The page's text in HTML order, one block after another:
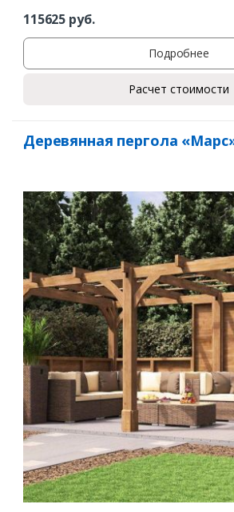
115625 руб.
Подробнее
Расчет стоимости
Деревянная пергола